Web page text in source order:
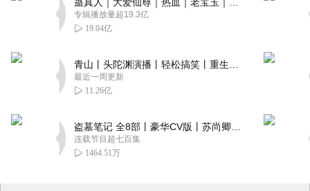
专辑播放量超19.3亿
19.04亿
最近一周更新
11.26亿
连载节目超七百集
1464.51万